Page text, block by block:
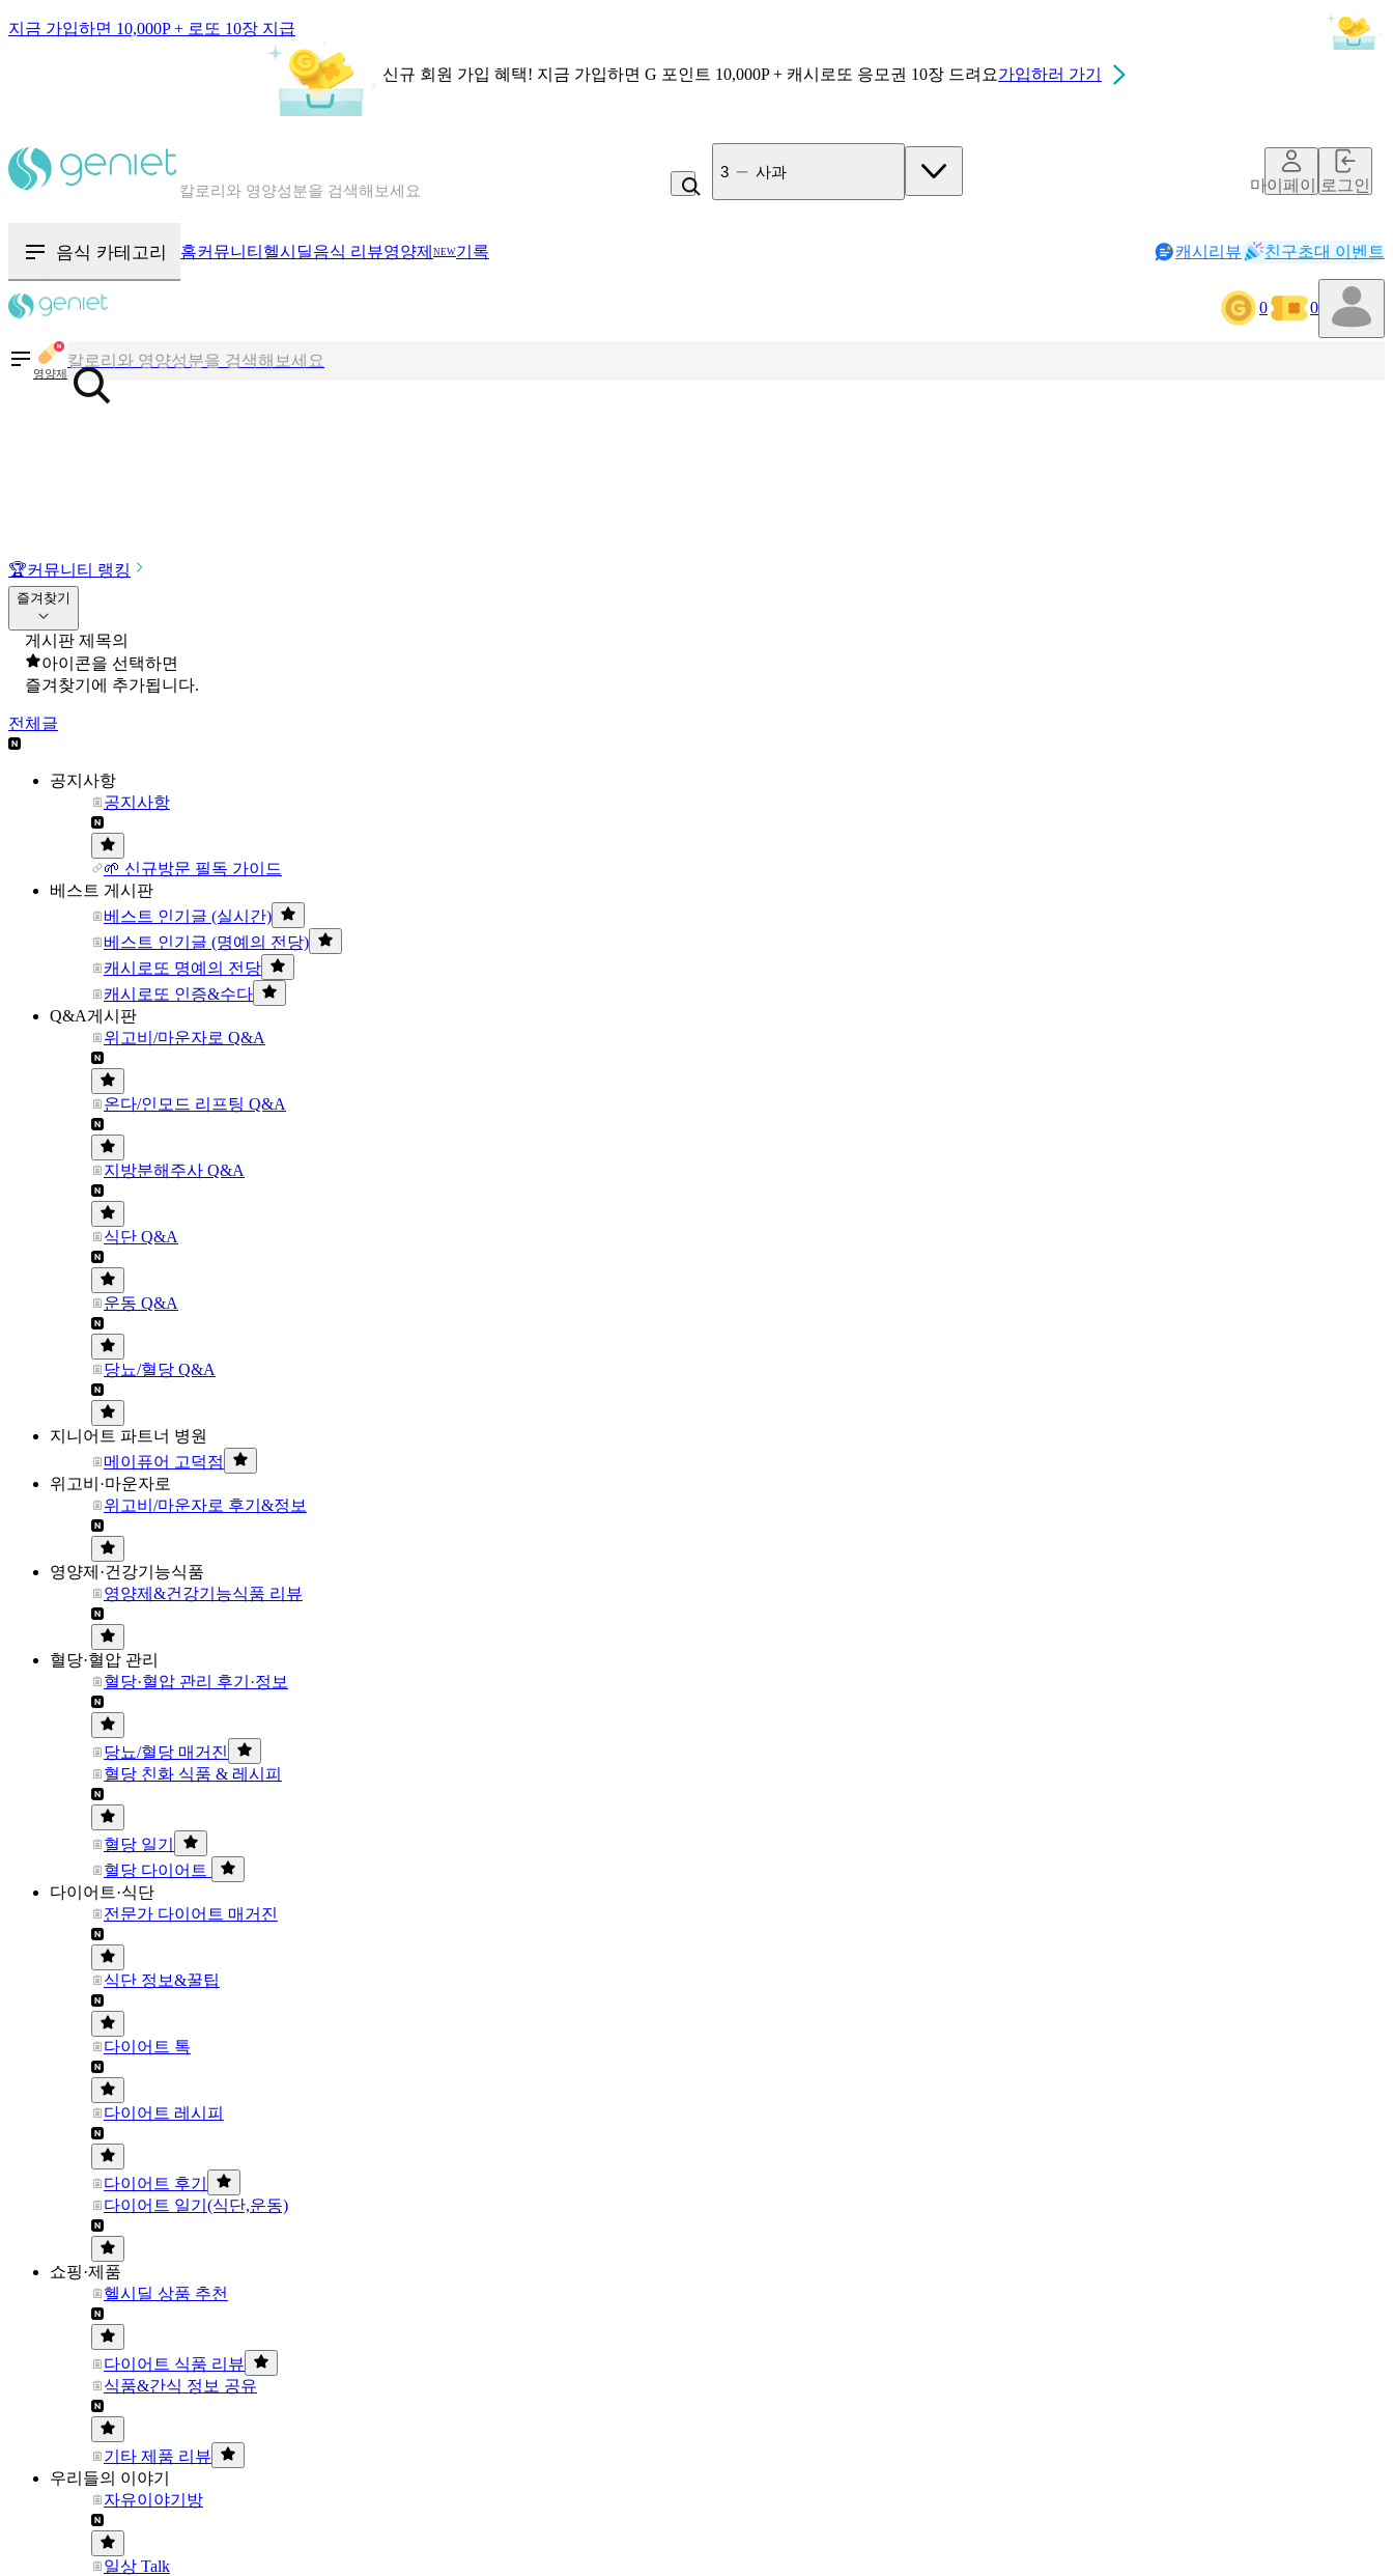
지금 가입하면 10,000P + 로또 10장 지급
신규 회원 가입 혜택! 지금 가입하면 G 포인트 10,000P + 캐시로또 응모권 10장 드려요가입하러 가기
칼로리와 영양성분을 검색해보세요
4 라면
마이페이지로그인
음식 카테고리 홈커뮤니티 헬시딜음식 리뷰영양제 NEW기록 캐시리뷰 친구초대 이벤트
0 0
영양제
칼로리와 영양성분을 검색해보세요
혈당 · 다이어트 음식 검색해보세요
🏆커뮤니티 랭킹
즐겨찾기
게시판 제목의
아이콘을 선택하면
즐겨찾기에 추가됩니다.
전체글
공지사항
공지사항
🌱 신규방문 필독 가이드
베스트 게시판
베스트 인기글 (실시간)
베스트 인기글 (명예의 전당)
캐시로또 명예의 전당
캐시로또 인증&수다
Q&A게시판
위고비/마운자로 Q&A
온다/인모드 리프팅 Q&A
지방분해주사 Q&A
식단 Q&A
운동 Q&A
당뇨/혈당 Q&A
지니어트 파트너 병원
메이퓨어 고덕점
위고비·마운자로
위고비/마운자로 후기&정보
영양제·건강기능식품
영양제&건강기능식품 리뷰
혈당·혈압 관리
혈당·혈압 관리 후기·정보
당뇨/혈당 매거진
혈당 친화 식품 & 레시피
혈당 일기
혈당 다이어트
다이어트·식단
전문가 다이어트 매거진
식단 정보&꿀팁
다이어트 톡
다이어트 레시피
다이어트 후기
다이어트 일기(식단,운동)
쇼핑·제품
헬시딜 상품 추천
다이어트 식품 리뷰
식품&간식 정보 공유
기타 제품 리뷰
우리들의 이야기
자유이야기방
일상 Talk